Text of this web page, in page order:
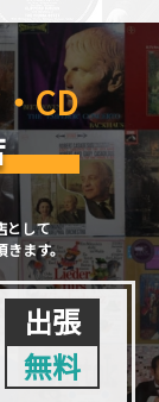
CD
として
きます。
出張
無料